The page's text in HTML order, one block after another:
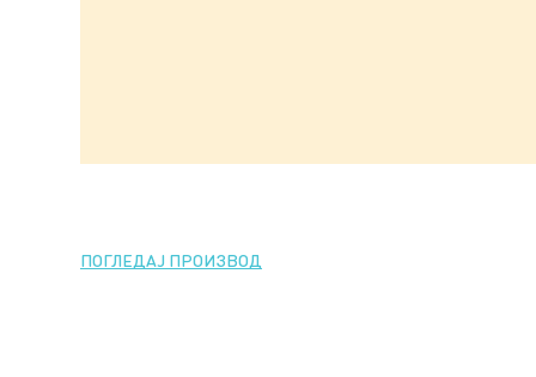
ПОГЛЕДАЈ ПРОИЗВОД